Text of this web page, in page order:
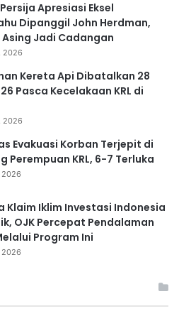
Apresiasi Eksel
Dipanggil John Herdman,
Asing Jadi Cadangan
2026
Kereta Api Dibatalkan 28
Pasca Kecelakaan KRL di
2026
Evakuasi Korban Terjepit di
Perempuan KRL, 6-7 Terluka
2026
Klaim Iklim Investasi Indonesia
OJK Percepat Pendalaman
Program Ini
2026